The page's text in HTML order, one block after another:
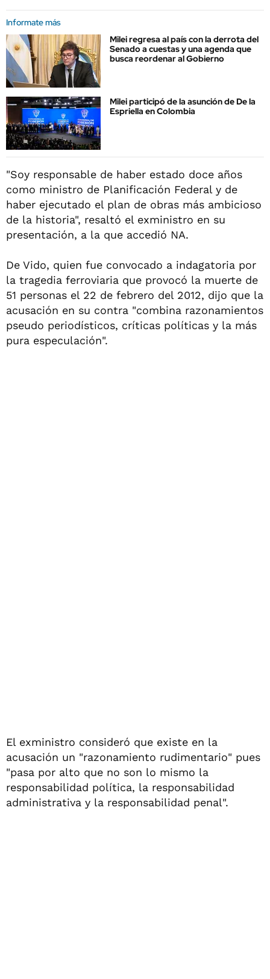
Informate más
Milei regresa al país con la derrota del
Senado a cuestas y una agenda que
busca reordenar al Gobierno
Milei participó de la asunción de De la
Espriella en Colombia
"Soy responsable de haber estado doce años
como ministro de Planificación Federal y de
haber ejecutado el plan de obras más ambicioso
de la historia", resaltó el exministro en su
presentación, a la que accedió NA.
De Vido, quien fue convocado a indagatoria por
la tragedia ferroviaria que provocó la muerte de
51 personas el 22 de febrero del 2012, dijo que la
acusación en su contra "combina razonamientos
pseudo periodísticos, críticas políticas y la más
pura especulación".
El exministro consideró que existe en la
acusación un "razonamiento rudimentario" pues
"pasa por alto que no son lo mismo la
responsabilidad política, la responsabilidad
administrativa y la responsabilidad penal".